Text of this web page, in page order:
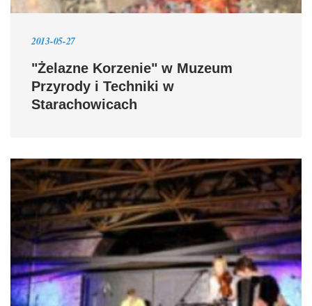
2013-05-27
"Żelazne Korzenie" w Muzeum
Przyrody i Techniki w
Starachowicach